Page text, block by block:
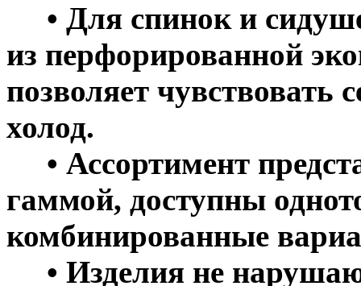
• Для спинок и
из перфорированной
позволяет чувствовать
холод.
• Ассортимент
гаммой, доступны
комбинированные
• Изделия не